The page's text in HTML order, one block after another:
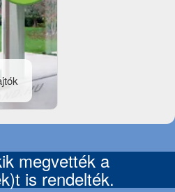
megvették a
is rendelték.